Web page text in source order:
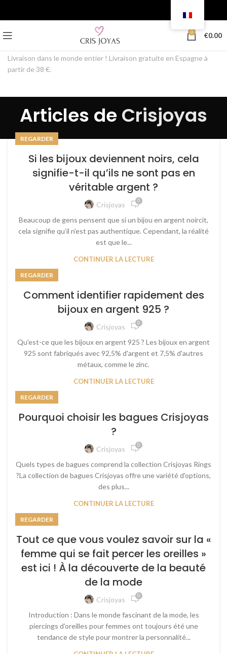
0 €0.00
Livraison dans le monde entier ! Livraison gratuite en Espagne à
partir de 38 €.
Articles deCrisjoyas
REGARDER
Si les bijoux deviennent noirs, cela
signifie-t-il qu’ils ne sont pas en
véritable argent ?
Crisjoyas 0
Beaucoup de gens pensent que si un bijou en argent noircit,
cela signifie qu’il n’est pas authentique. Cependant, la réalité
est que le...
CONTINUER LA LECTURE
REGARDER
Comment identifier rapidement des
bijoux en argent 925 ?
Crisjoyas 0
Qu'est-ce que les bijoux en argent 925 ? Les bijoux en argent
925 sont fabriqués avec 92,5% d'argent et 7,5% d'autres
métaux, comme le zinc.
CONTINUER LA LECTURE
REGARDER
Pourquoi choisir les bagues Crisjoyas
?
Crisjoyas 0
Quels types de bagues comprend la collection Crisjoyas Rings
?La collection de bagues Crisjoyas offre une variété d'options,
des plus...
CONTINUER LA LECTURE
REGARDER
Tout ce que vous voulez savoir sur la «
femme qui se fait percer les oreilles »
est ici ! À la découverte de la beauté
de la mode
Crisjoyas 0
Introduction : Dans le monde fascinant de la mode, les
piercings d'oreilles pour femmes ont toujours été une
tendance de style pour montrer la personnalité...